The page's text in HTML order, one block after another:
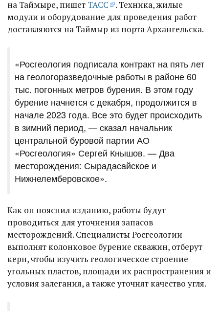
на Таймыре, пишет ТАСС
. Техника, жилые
модули и оборудование для проведения работ
доставляются на Таймыр из порта Архангельска.
«Росгеология подписала контракт на пять лет
на геологоразведочные работы в районе 60
тыс. погонных метров бурения. В этом году
бурение начнется с декабря, продолжится в
начале 2023 года. Все это будет происходить
в зимний период, — сказал начальник
центральной буровой партии АО
«Росгеология» Сергей Кнышов. — Два
месторождения: Сырадасайское и
Нижнелемберовское».
Как он пояснил изданию, работы будут
проводиться для уточнения запасов
месторождений. Специалисты Росгеологии
выполнят колонковое бурение скважин, отберут
керн, чтобы изучить геологическое строение
угольных пластов, площади их распространения и
условия залегания, а также уточнят качество угля.